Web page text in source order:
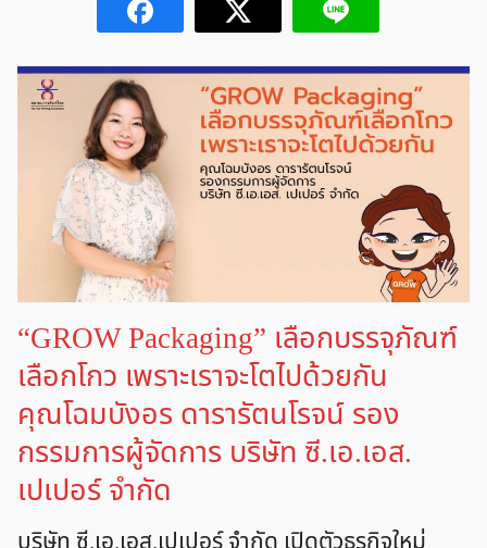
“GROW Packaging” เลือกบรรจุภัณฑ์
เลือกโกว เพราะเราจะโตไปด้วยกัน
คุณโฉมบังอร ดารารัตนโรจน์ รอง
กรรมการผู้จัดการ บริษัท ซี.เอ.เอส.
เปเปอร์ จำกัด